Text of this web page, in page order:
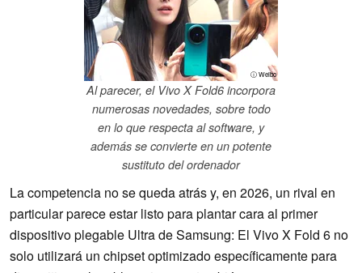
ⓘ Weibo
Al parecer, el Vivo X Fold6 incorpora
numerosas novedades, sobre todo
en lo que respecta al software, y
además se convierte en un potente
sustituto del ordenador
La competencia no se queda atrás y, en 2026, un rival en
particular parece estar listo para plantar cara al primer
dispositivo plegable Ultra de Samsung: El Vivo X Fold 6 no
solo utilizará un chipset optimizado específicamente para